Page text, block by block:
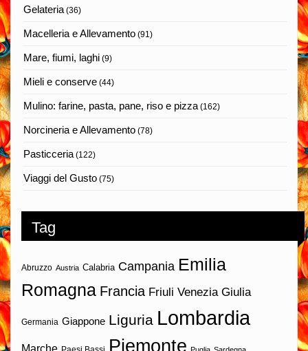
Gelateria(36)
Macelleria e Allevamento (91)
Mare, fiumi, laghi (9)
Mieli e conserve (44)
Mulino: farine, pasta, pane, riso e pizza(162)
Norcineria e Allevamento (78)
Pasticceria(122)
Viaggi del Gusto (75)
Tag
Abruzzo Austria Calabria Campania Emilia
Romagna Francia Friuli Venezia Giulia
Germania Giappone Liguria Lombardia
Marche Piemonte Puglia Sardegna